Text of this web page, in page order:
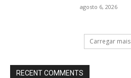
agosto 6, 2026
Carregar mais
RECENT COMMENTS